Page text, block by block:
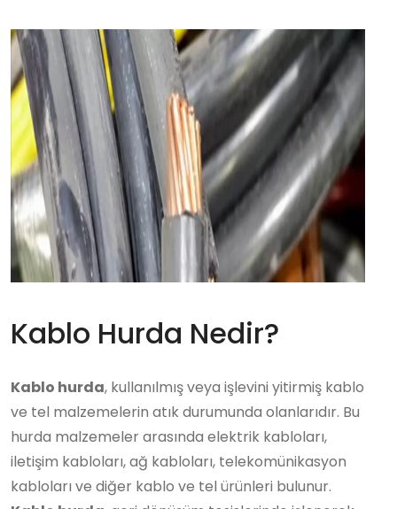
Kablo Hurda Nedir?
Kablo hurda, kullanılmış veya işlevini yitirmiş kablo
ve tel malzemelerin atık durumunda olanlarıdır. Bu
hurda malzemeler arasında elektrik kabloları,
iletişim kabloları, ağ kabloları, telekomünikasyon
kabloları ve diğer kablo ve tel ürünleri bulunur.